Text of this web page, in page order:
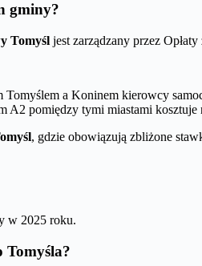
gminy?
Tomyśl jest zarządzany przez
a Koninem kierowcy
A2 pomiędzy tymi miastami kosztuje
, gdzie obowiązują zbliżone
w 2025 roku.
Tomyśla?